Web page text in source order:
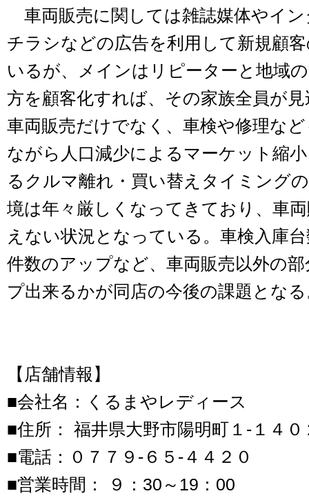
車両販売に関しては雑誌媒体やイ
チラシなどの広告を利用して新規顧
いるが、メインはリピーターと地域
方を顧客化すれば、その家族全員が
車両販売だけでなく、車検や修理な
ながら人口減少によるマーケット縮
るクルマ離れ・買い替えタイミング
境は年々厳しくなってきており、車
えない状況となっている。車検入庫
件数のアップなど、車両販売以外の
プ出来るかが同店の今後の課題とな
【店舗情報】
■会社名：くるまやレディース
■住所： 福井県大野市陽明町１‐１４０
■電話：０７７９‐６５‐４４２０
■営業時間： ９：30～19：00